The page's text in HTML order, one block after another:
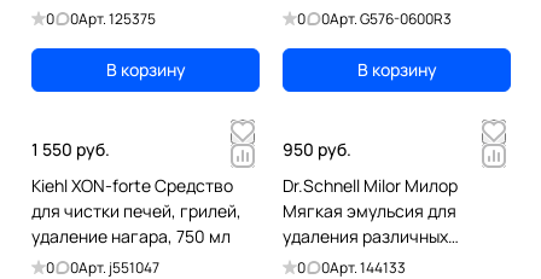
со сковородок, кухонных
0 0Арт.125375
В корзину
600 мл
0 0Арт.G576-0600R3
В корзину
1 550 руб.
Kiehl XON-forte Средство
для чистки печей, грилей,
удаление нагара, 750 мл
0 0Арт. j551047
950 руб.
Dr.Schnell Milor Милор
Мягкая эмульсия для
удаления различных
загрязнений, 500 гр
0 0Арт.144133